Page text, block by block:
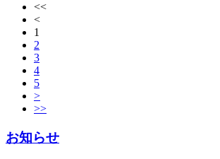
<<
<
1
2
3
4
5
>
>>
お知らせ